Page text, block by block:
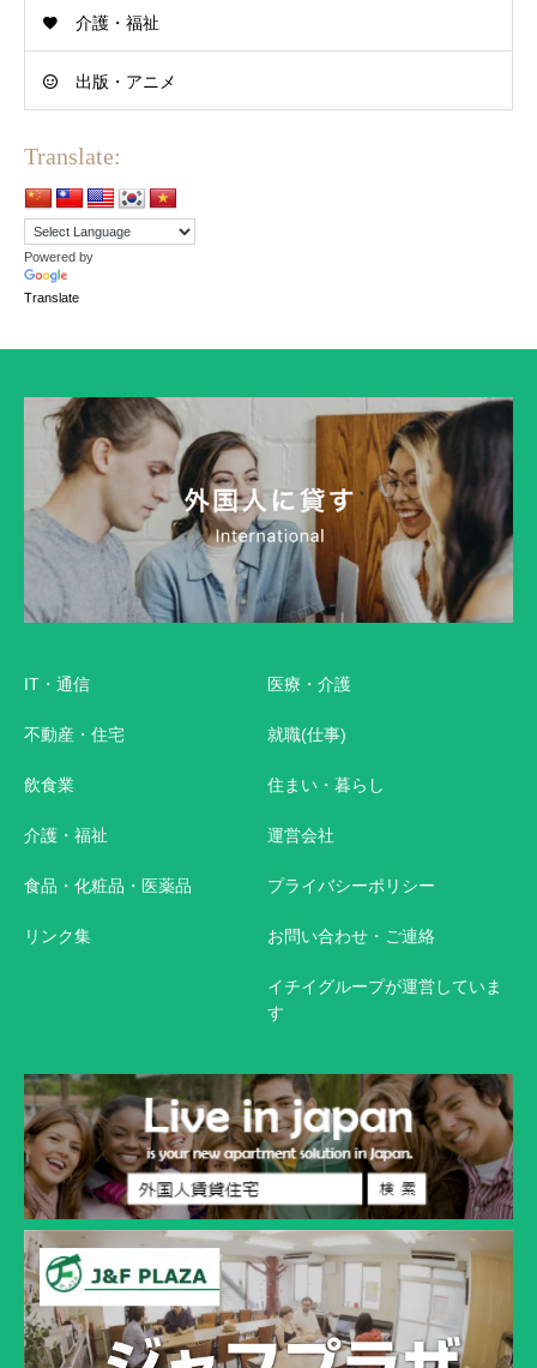
介護・福祉
出版・アニメ
Translate:
Powered by
Translate
IT・通信
不動産・住宅
飲食業
介護・福祉
食品・化粧品・医薬品
リンク集
医療・介護
就職(仕事)
住まい・暮らし
運営会社
プライバシーポリシー
お問い合わせ・ご連絡
イチイグループが運営していま
す